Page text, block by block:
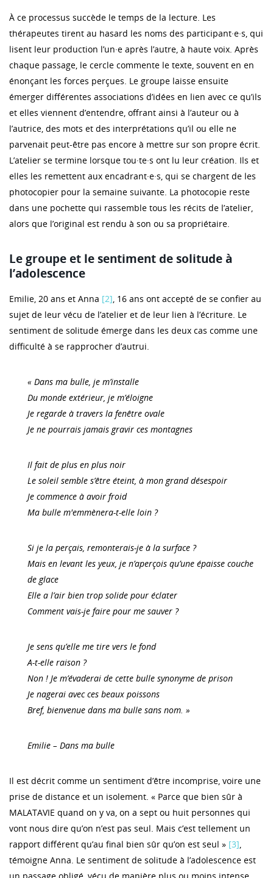
À ce processus succède le temps de la lecture. Les
thérapeutes tirent au hasard les noms des participant·e·s, qui
lisent leur production l’un·e après l’autre, à haute voix. Après
chaque passage, le cercle commente le texte, souvent en en
énonçant les forces perçues. Le groupe laisse ensuite
émerger différentes associations d’idées en lien avec ce qu’ils
et elles viennent d’entendre, offrant ainsi à l’auteur ou à
l’autrice, des mots et des interprétations qu’il ou elle ne
parvenait peut-être pas encore à mettre sur son propre écrit.
L’atelier se termine lorsque tou·te·s ont lu leur création. Ils et
elles les remettent aux encadrant·e·s, qui se chargent de les
photocopier pour la semaine suivante. La photocopie reste
dans une pochette qui rassemble tous les récits de l’atelier,
alors que l’original est rendu à son ou sa propriétaire.
Le groupe et le sentiment de solitude à
l’adolescence
Emilie, 20 ans et Anna [2], 16 ans ont accepté de se confier au
sujet de leur vécu de l’atelier et de leur lien à l’écriture. Le
sentiment de solitude émerge dans les deux cas comme une
difficulté à se rapprocher d’autrui.
« Dans ma bulle, je m’installe
Du monde extérieur, je m’éloigne
Je regarde à travers la fenêtre ovale
Je ne pourrais jamais gravir ces montagnes
Il fait de plus en plus noir
Le soleil semble s’être éteint, à mon grand désespoir
Je commence à avoir froid
Ma bulle m'emmènera-t-elle loin ?
Si je la perçais, remonterais-je à la surface ?
Mais en levant les yeux, je n’aperçois qu’une épaisse couche
de glace
Elle a l’air bien trop solide pour éclater
Comment vais-je faire pour me sauver ?
Je sens qu’elle me tire vers le fond
A-t-elle raison ?
Non ! Je m’évaderai de cette bulle synonyme de prison
Je nagerai avec ces beaux poissons
Bref, bienvenue dans ma bulle sans nom. »
Emilie – Dans ma bulle
Il est décrit comme un sentiment d’être incomprise, voire une
prise de distance et un isolement. « Parce que bien sûr à
MALATAVIE quand on y va, on a sept ou huit personnes qui
vont nous dire qu’on n’est pas seul. Mais c’est tellement un
rapport différent qu’au final bien sûr qu’on est seul » [3],
témoigne Anna. Le sentiment de solitude à l’adolescence est